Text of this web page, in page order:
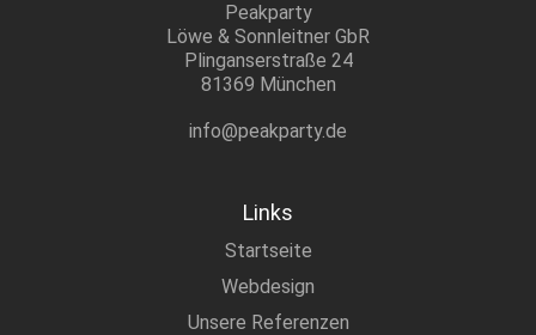
Peakparty
Löwe & Sonnleitner GbR
Plinganserstraße 24
81369 München
info@peakparty.de
Links
Startseite
Webdesign
Unsere Referenzen